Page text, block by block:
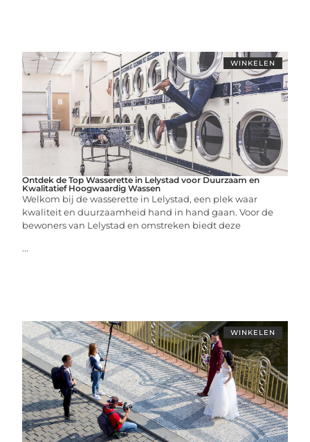
WINKELEN
Ontdek de Top Wasserette in Lelystad voor Duurzaam en
Kwalitatief Hoogwaardig Wassen
Welkom bij de wasserette in Lelystad, een plek waar
kwaliteit en duurzaamheid hand in hand gaan. Voor de
bewoners van Lelystad en omstreken biedt deze
...
WINKELEN